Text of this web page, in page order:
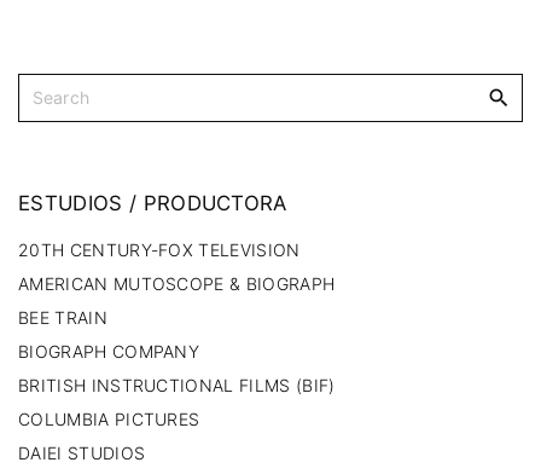
ESTUDIOS / PRODUCTORA
20TH CENTURY-FOX TELEVISION
AMERICAN MUTOSCOPE & BIOGRAPH
BEE TRAIN
BIOGRAPH COMPANY
BRITISH INSTRUCTIONAL FILMS (BIF)
COLUMBIA PICTURES
DAIEI STUDIOS